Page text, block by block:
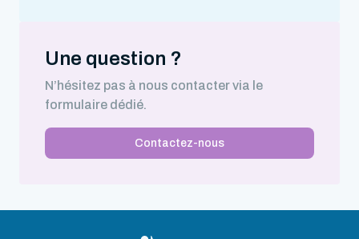
Une question ?
N’hésitez pas à nous contacter via le
formulaire dédié.
Contactez-nous